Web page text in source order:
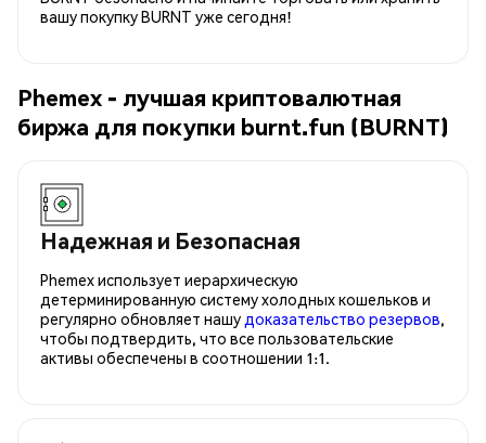
вашу покупку BURNT уже сегодня!
Phemex - лучшая криптовалютная
биржа для покупки burnt.fun (BURNT)
Надежная и Безопасная
Phemex использует иерархическую
детерминированную систему холодных кошельков и
регулярно обновляет нашу доказательство резервов,
чтобы подтвердить, что все пользовательские
активы обеспечены в соотношении 1:1.